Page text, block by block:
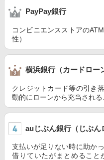
PayPay銀行
コンビニエンスストアの
性）
横浜銀行（カードロー
クレジットカード等の引き
動的にローンから充当される
auじぶん銀行（じぶん
支払いが足りない時に助か
借りていたがまとめること